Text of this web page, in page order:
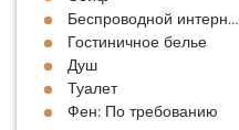
Беспроводной интернет
Гостиничное белье
Душ
Туалет
Фен: По требованию